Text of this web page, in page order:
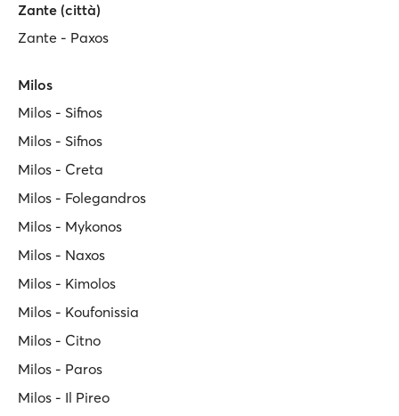
Zante (città)
Zante - Paxos
Milos
Milos - Sifnos
Milos - Sifnos
Milos - Creta
Milos - Folegandros
Milos - Mykonos
Milos - Naxos
Milos - Kimolos
Milos - Koufonissia
Milos - Citno
Milos - Paros
Milos - Il Pireo